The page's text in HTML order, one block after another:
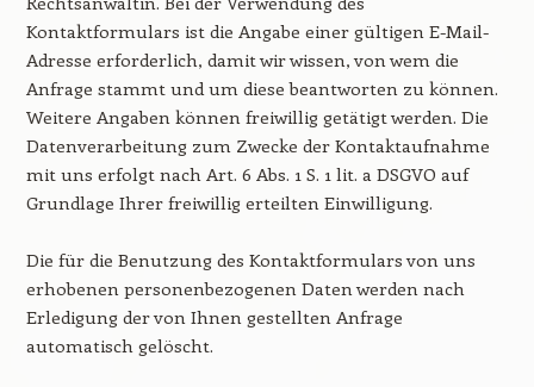
Kontaktformulars ist die Angabe einer gültigen E-Mail-
Adresse erforderlich, damit wir wissen, von wem die
Anfrage stammt und um diese beantworten zu können.
Weitere Angaben können freiwillig getätigt werden. Die
Datenverarbeitung zum Zwecke der Kontaktaufnahme
mit uns erfolgt nach Art. 6 Abs. 1 S. 1 lit. a DSGVO auf
Grundlage Ihrer freiwillig erteilten Einwilligung.
Die für die Benutzung des Kontaktformulars von uns
erhobenen personenbezogenen Daten werden nach
Erledigung der von Ihnen gestellten Anfrage
automatisch gelöscht.